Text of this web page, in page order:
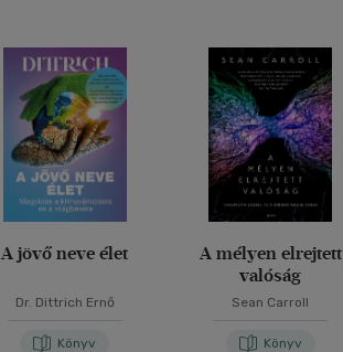
A jövő neve élet
Dr. Dittrich Ernő
Könyv
A mélyen elrejtett
valóság
Sean Carroll
Könyv